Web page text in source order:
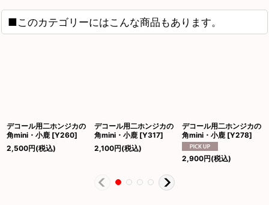
■このカテゴリーにはこんな商品もあります。
デコール用二ホンジカの
角mini・小鹿 [Y260]
2,500円(税込)
デコール用二ホンジカの
角mini・小鹿 [Y317]
2,100円(税込)
デコール用二ホンジカの
角mini・小鹿 [Y278]
2,900円(税込)